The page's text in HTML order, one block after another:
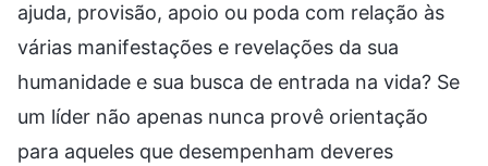
ajuda, provisão, apoio ou poda com relação às
várias manifestações e revelações da sua
humanidade e sua busca de entrada na vida? Se
um líder não apenas nunca provê orientação
para aqueles que desempenham deveres